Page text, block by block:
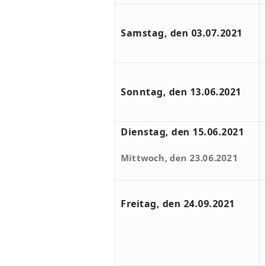
Samstag, den 03.07.2021
Sonntag, den 13.06.2021
Dienstag, den 15.06.2021
Mittwoch, den 23.06.2021
Freitag, den 24.09.2021